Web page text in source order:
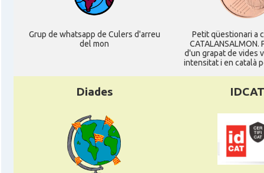
Delegació del Govern a Alemanya
Consolat general a Dusseldorf
Consolat Consolat general a Frankfurt am
Consolat general a Hamburg
Grup de whatsapp de Culers d'arreu
del mon
Petit qüestionari a
CATALANSALMON.
d'un grapat de vides
intensitat i en català
Diades IDCAT